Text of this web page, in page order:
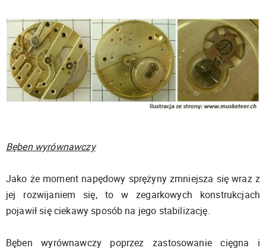
Bęben wyrównawczy
Jako że moment napędowy sprężyny zmniejsza się wraz z
jej rozwijaniem się, to w zegarkowych konstrukcjach
pojawił się ciekawy sposób na jego stabilizację.
Bęben wyrównawczy poprzez zastosowanie cięgna i